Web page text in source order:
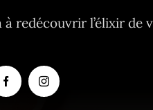
redécouvrir l’élixir de